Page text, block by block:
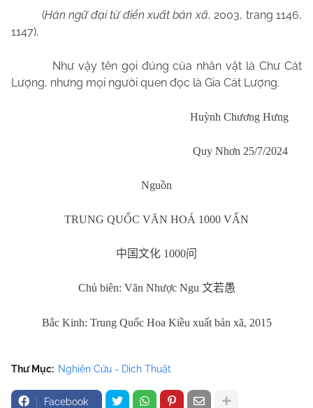
(Hán ngữ đại từ điển xuất bản xã, 2003, trang 1146,
1147).
Như vậy tên gọi đúng của nhân vật là Chư Cát
Lượng, nhưng mọi người quen đọc là Gia Cát Lượng.
Huỳnh Chương Hưng
Quy Nhơn 25/7/2024
Nguồn
TRUNG QUỐC VĂN HOÁ 1000 VẤN
中国文化 1000问
Chủ biên: Văn Nhược Ngu 文若愚
Bắc Kinh: Trung Quốc Hoa Kiều xuất bản xã, 2015
Thư Mục: Nghiên Cứu - Dịch Thuật
Facebook